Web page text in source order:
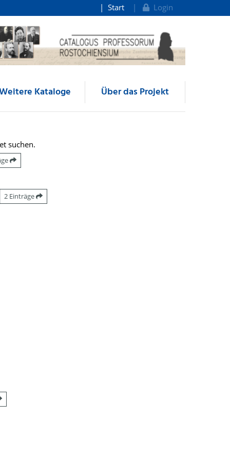
Start Login
Kataloge Über das Projekt
suchen.
2 Einträge